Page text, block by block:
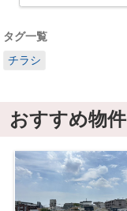
タグ一覧
チラシ
おすすめ物件